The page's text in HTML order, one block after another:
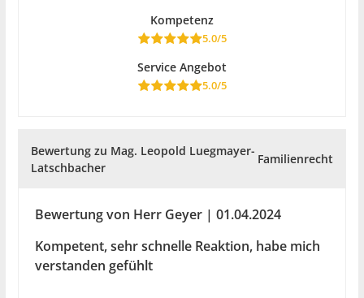
Kompetenz
5.0/5
Service Angebot
5.0/5
Bewertung zu Mag. Leopold Luegmayer-
Latschbacher
Familienrecht
Bewertung von Herr Geyer | 01.04.2024
Kompetent, sehr schnelle Reaktion, habe mich
verstanden gefühlt